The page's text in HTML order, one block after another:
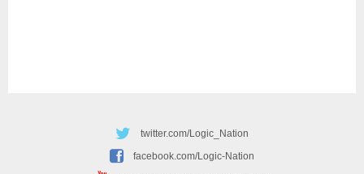
twitter.com/Logic_Nation
facebook.com/Logic-Nation